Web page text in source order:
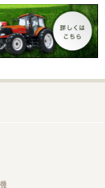
んか？ 届いてな
機です。